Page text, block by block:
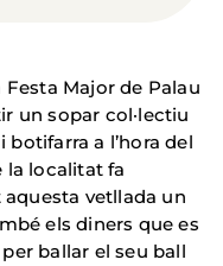
Major de Palau
un sopar col·lectiu
a l’hora del
la localitat fa
vetllada un
els diners que es
ballar el seu ball